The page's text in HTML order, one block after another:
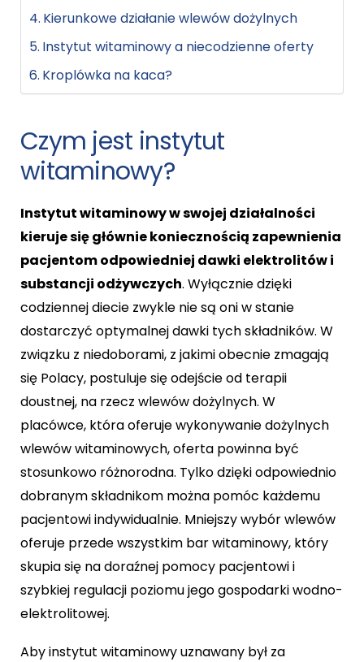
Kierunkowe działanie wlewów dożylnych
Instytut witaminowy a niecodzienne oferty
Kroplówka na kaca?
Czym jest instytut
witaminowy?
Instytut witaminowy w swojej działalności
kieruje się głównie koniecznością zapewnienia
pacjentom odpowiedniej dawki elektrolitów i
substancji odżywczych. Wyłącznie dzięki
codziennej diecie zwykle nie są oni w stanie
dostarczyć optymalnej dawki tych składników. W
związku z niedoborami, z jakimi obecnie zmagają
się Polacy, postuluje się odejście od terapii
doustnej, na rzecz wlewów dożylnych. W
placówce, która oferuje wykonywanie dożylnych
wlewów witaminowych, oferta powinna być
stosunkowo różnorodna. Tylko dzięki odpowiednio
dobranym składnikom można pomóc każdemu
pacjentowi indywidualnie. Mniejszy wybór wlewów
oferuje przede wszystkim bar witaminowy, który
skupia się na doraźnej pomocy pacjentowi i
szybkiej regulacji poziomu jego gospodarki wodno-
elektrolitowej.
Aby instytut witaminowy uznawany był za